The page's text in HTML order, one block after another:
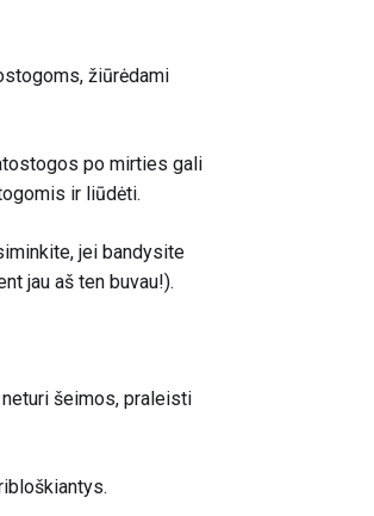
žiūrėdami
po mirties gali
ir liūdėti.
jei bandysite
jau aš ten buvau!).
šeimos, praleisti